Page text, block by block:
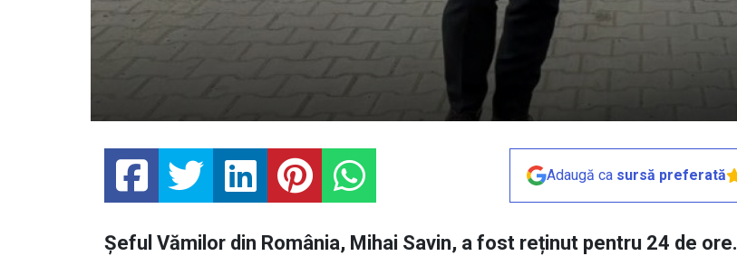
Adaugă ca sursă preferată
Șeful Vămilor din România, Mihai Savin, a fost reținut pentru 24 de ore.